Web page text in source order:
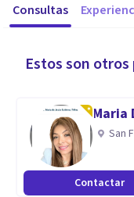
Consultas
Estos son
Maria
San
Contactar